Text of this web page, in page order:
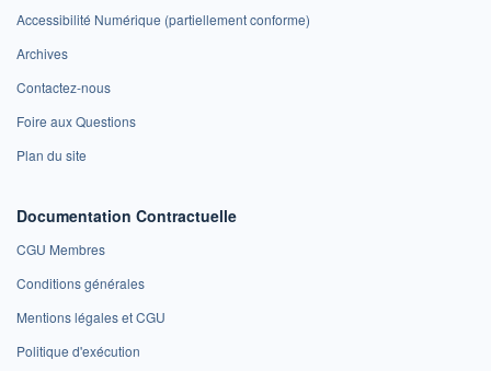
Accessibilité Numérique (partiellement conforme)
Archives
Contactez-nous
Foire aux Questions
Plan du site
Documentation Contractuelle
CGU Membres
Conditions générales
Mentions légales et CGU
Politique d'exécution